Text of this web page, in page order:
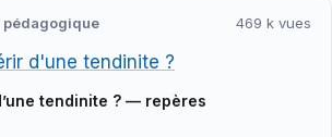
pédagogique 469 k vues
tendinite ? — repères